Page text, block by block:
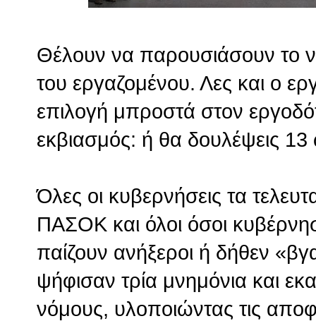
Θέλουν να παρουσιάσουν το
του εργαζομένου. Λες και ο
επιλογή μπροστά στον
εκβιασμός: ή θα δουλέψεις
Όλες οι κυβερνήσεις τα
ΠΑΣΟΚ και όλοι όσοι
παίζουν ανήξεροι ή δήθεν
ψήφισαν τρία μνημόνια και
νόμους, υλοποιώντας τις